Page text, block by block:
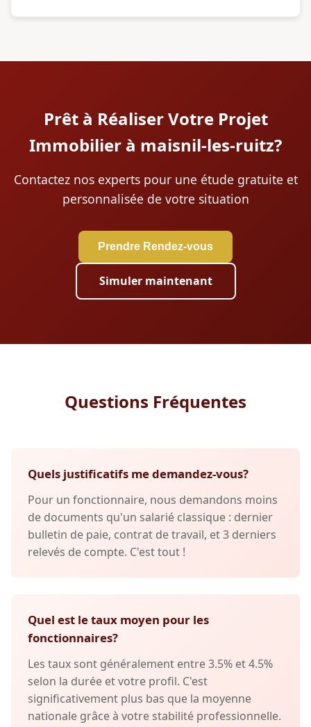
Prêt à Réaliser Votre Projet
Immobilier à maisnil-les-ruitz?
Contactez nos experts pour une étude gratuite et
personnalisée de votre situation
Prendre Rendez-vous
Simuler maintenant
Questions Fréquentes
Quels justificatifs me demandez-vous?
Pour un fonctionnaire, nous demandons moins
de documents qu'un salarié classique : dernier
bulletin de paie, contrat de travail, et 3 derniers
relevés de compte. C'est tout !
Quel est le taux moyen pour les
fonctionnaires?
Les taux sont généralement entre 3.5% et 4.5%
selon la durée et votre profil. C'est
significativement plus bas que la moyenne
nationale grâce à votre stabilité professionnelle.